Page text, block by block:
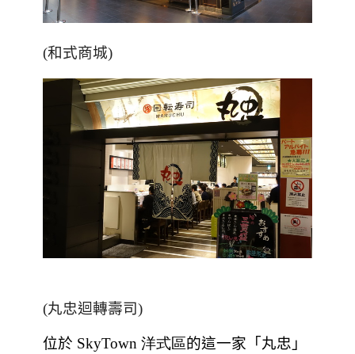
(和式商城)
(丸忠迴轉壽司)
位於 SkyTown 洋式區的這一家「丸忠」